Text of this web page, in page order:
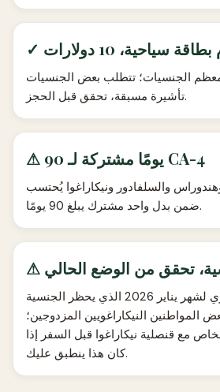
سياحية، 10 دولارات
الجنسيات؛ تتطلب بعض الجنسيات
تأشيرة مسبقة، تحقق قبل الحجز.
⚠ 90 يومًا مشتركة لـ CA-4
والسلفادور ونيكاراغوا يُحتسب
ضمن بدل واحد مشترك يبلغ 90 يومًا.
تحقق من الوضع الحالي
أثر التعديل الدستوري لشهر يناير 2026 الذي يحظر الجنسية
المواطنين النيكاراغويين المزدوجين؛
مع قنصلية نيكاراغوا قبل السفر إذا
كان هذا ينطبق عليك.